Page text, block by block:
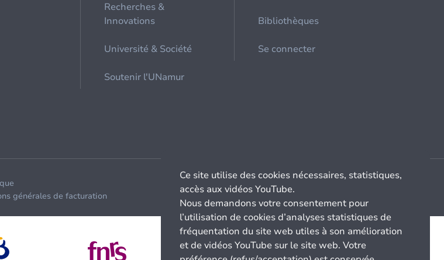
Recherches &
Innovations
Université & Société
Soutenir l'UNamur
Bibliothèques
Se connecter
générales de facturation
Ce site utilise des cookies nécessaires, statistiques,
accès aux vidéos YouTube.
Nous demandons votre consentement pour
l’utilisation de cookies d’analyses statistiques de
fréquentation du site web utiles à son amélioration
et de vidéos YouTube sur le site web. Votre